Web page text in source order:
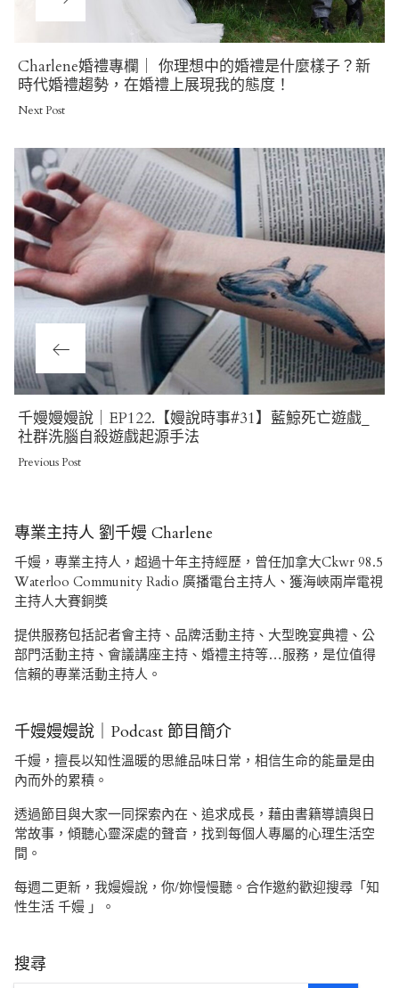
Next
Post
Charlene婚禮專欄｜ 你理想中的婚禮是什麼樣子？新
時代婚禮趨勢，在婚禮上展現我的態度！
Next Post
Previous
Post
千嫚嫚嫚說｜EP122.【嫚說時事#31】藍鯨死亡遊戲_
社群洗腦自殺遊戲起源手法
Previous Post
專業主持人 劉千嫚 Charlene
千嫚，專業主持人，超過十年主持經歷，曾任加拿大Ckwr 98.5
Waterloo Community Radio 廣播電台主持人、獲海峽兩岸電視
主持人大賽銅獎
提供服務包括記者會主持、品牌活動主持、大型晚宴典禮、公
部門活動主持、會議講座主持、婚禮主持等…服務，是位值得
信賴的專業活動主持人。
千嫚嫚嫚說｜Podcast 節目簡介
千嫚，擅長以知性溫暖的思維品味日常，相信生命的能量是由
內而外的累積。
透過節目與大家一同探索內在、追求成長，藉由書籍導讀與日
常故事，傾聽心靈深處的聲音，找到每個人專屬的心理生活空
間。
每週二更新，我嫚嫚說，你/妳慢慢聽。合作邀約歡迎搜尋「知
性生活 千嫚 」。
搜尋